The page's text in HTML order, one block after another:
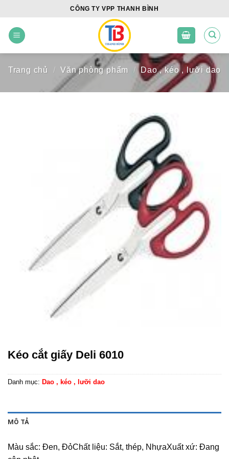
content
CÔNG TY VPP THANH BÌNH
Trang chủ / Văn phòng phẩm / Dao , kéo , lưỡi dao
Kéo cắt giấy Deli 6010
Danh mục: Dao , kéo , lưỡi dao
MÔ TẢ
Màu sắc: Đen, ĐỏChất liệu: Sắt, thép, NhựaXuất xứ: Đang